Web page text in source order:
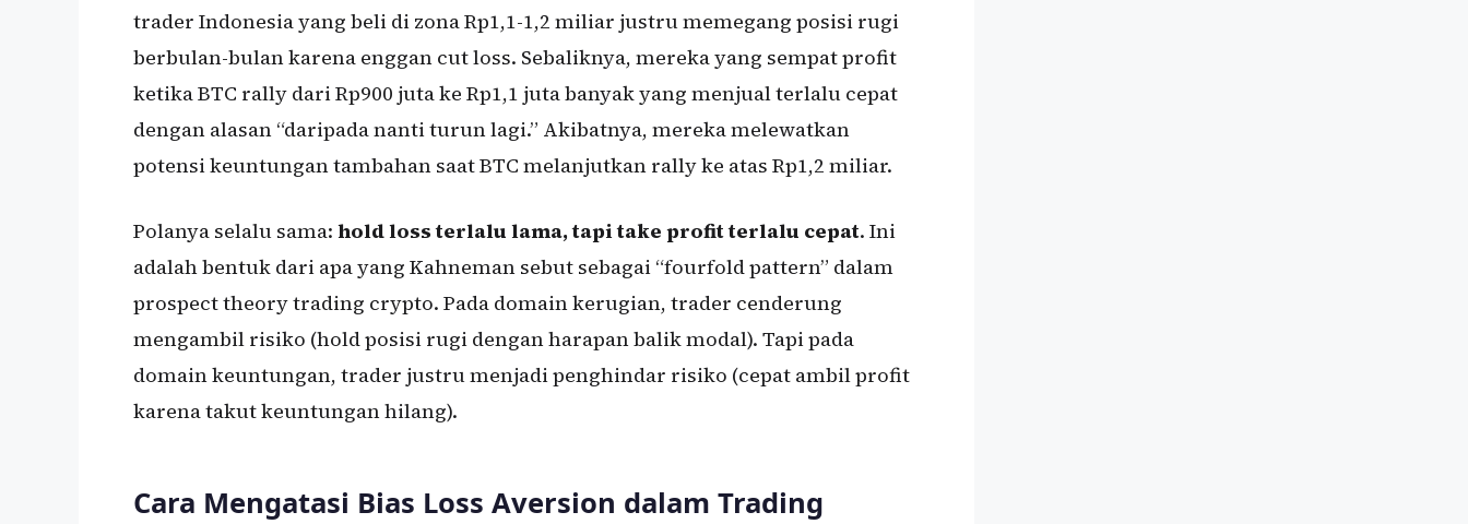
trader Indonesia yang beli di zona Rp1,1-1,2 miliar justru memegang posisi rugi
berbulan-bulan karena enggan cut loss. Sebaliknya, mereka yang sempat profit
ketika BTC rally dari Rp900 juta ke Rp1,1 juta banyak yang menjual terlalu cepat
dengan alasan “daripada nanti turun lagi.” Akibatnya, mereka melewatkan
potensi keuntungan tambahan saat BTC melanjutkan rally ke atas Rp1,2 miliar.
Polanya selalu sama: hold loss terlalu lama, tapi take profit terlalu cepat. Ini
adalah bentuk dari apa yang Kahneman sebut sebagai “fourfold pattern” dalam
prospect theory trading crypto. Pada domain kerugian, trader cenderung
mengambil risiko (hold posisi rugi dengan harapan balik modal). Tapi pada
domain keuntungan, trader justru menjadi penghindar risiko (cepat ambil profit
karena takut keuntungan hilang).
Cara Mengatasi Bias Loss Aversion dalam Trading